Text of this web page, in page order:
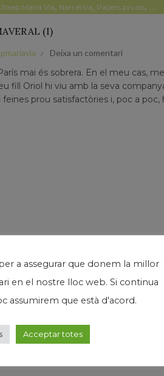
Josep Maria Via, Narrativa, Papers prvats,
(I)
Deixa un comentari
mai és sobrera. En el meu cas,
fill Oriol hi viu amb la seva
prou satisfactòries i, poc a poc,
a assegurar que donem la millor
en el nostre lloc web. Si continua
assumirem que està d'acord.
Acceptar totes